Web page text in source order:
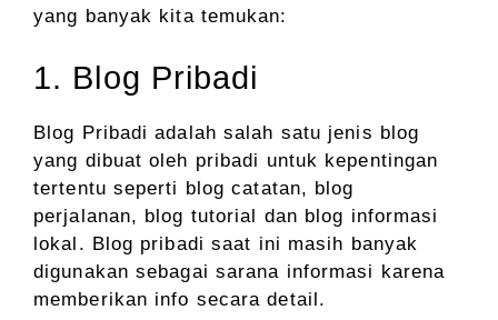
yang banyak kita temukan:
1. Blog Pribadi
Blog Pribadi adalah salah satu jenis blog
yang dibuat oleh pribadi untuk kepentingan
tertentu seperti blog catatan, blog
perjalanan, blog tutorial dan blog informasi
lokal. Blog pribadi saat ini masih banyak
digunakan sebagai sarana informasi karena
memberikan info secara detail.